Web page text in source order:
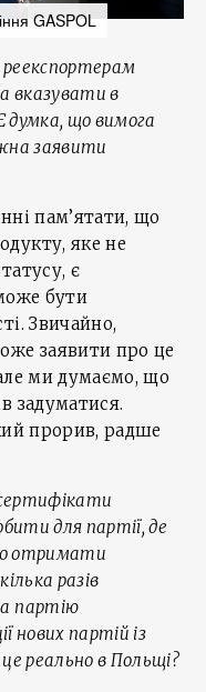
GASPOL
вказувати в
думка, що вимога
заявити
пам’ятати, що
яке не
є
бути
Звичайно,
заявити про це
ми думаємо, що
задуматися.
прорив, радше
для партії, де
отримати
разів
партію
нових партій із
реально в Польщі?